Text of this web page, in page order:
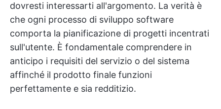
dovresti interessarti all'argomento. La verità è
che ogni processo di sviluppo software
comporta la pianificazione di progetti incentrati
sull'utente. È fondamentale comprendere in
anticipo i requisiti del servizio o del sistema
affinché il prodotto finale funzioni
perfettamente e sia redditizio.